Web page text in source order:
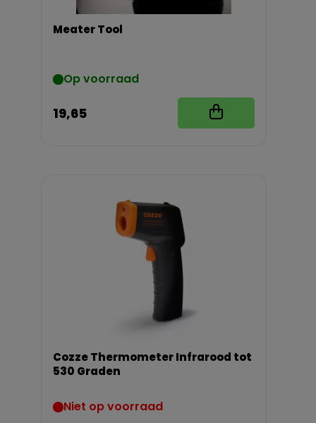
Meater Tool
Op voorraad
19,65
Cozze Thermometer Infrarood tot
530 Graden
Niet op voorraad